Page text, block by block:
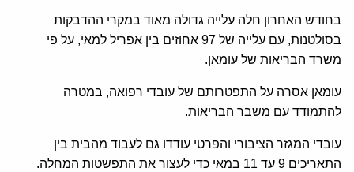
בחודש האחרון חלה עלייה גדולה מאוד במקרי ההדבקות
בסולטנות, עם עלייה של 97 אחוזים בין אפריל למאי, על פי
משרד הבריאות של עומאן.
עומאן אסרה על התפטרותם של עובדי רפואה, במטרה
להתמודד עם משבר הבריאות.
עובדי המגזר הציבורי והפרטי עודדו גם לעבוד מהבית בין
התאריכים 9 עד 11 במאי כדי לעצור את התפשטות המחלה.